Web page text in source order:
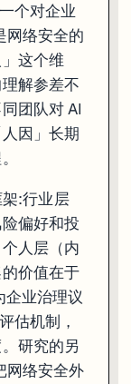
个对企业
网络安全的
这个维
解参差不
团队对 AI
因」长期
:行业层
偏好和投
人层（内
价值在于
企业治理议
估机制，
研究的另
网络安全外